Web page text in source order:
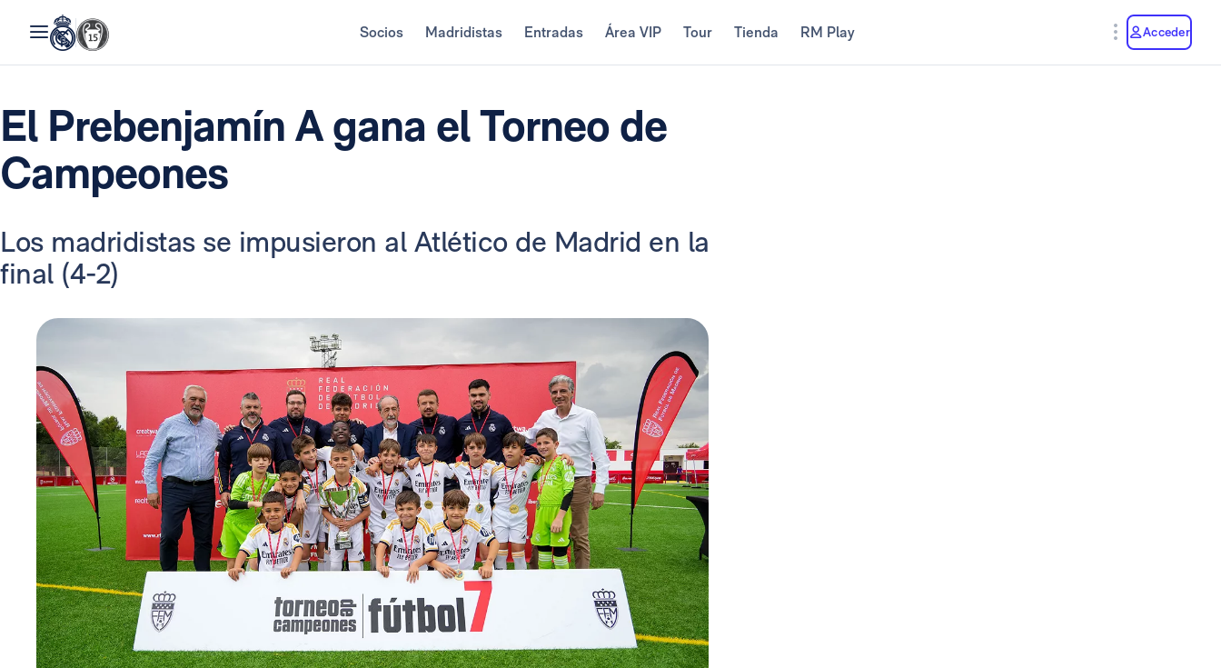
Socios Madridistas Entradas Área VIP Tour Tienda RM Play Acceder
El Prebenjamín A gana el Torneo de
Campeones
Los madridistas se impusieron al Atlético de Madrid en la
final (4-2)